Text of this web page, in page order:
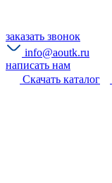
заказать звонок
info@aoutk.ru
написать нам
Cкачать каталог